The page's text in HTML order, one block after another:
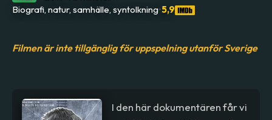
Biografi, natur, samhälle, syntolkning•5,9
Filmen är inte tillgänglig för uppspelning utanför Sverige
I den här dokumentären får vi